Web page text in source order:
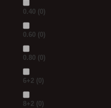
0.40 (0)
0.60 (0)
0.80 (0)
6+2 (0)
8+2 (0)